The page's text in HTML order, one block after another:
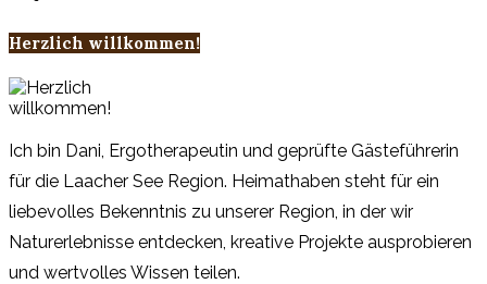
Herzlich willkommen!
Ich bin Dani, Ergotherapeutin und geprüfte Gästeführerin
für die Laacher See Region. Heimathaben steht für ein
liebevolles Bekenntnis zu unserer Region, in der wir
Naturerlebnisse entdecken, kreative Projekte ausprobieren
und wertvolles Wissen teilen.